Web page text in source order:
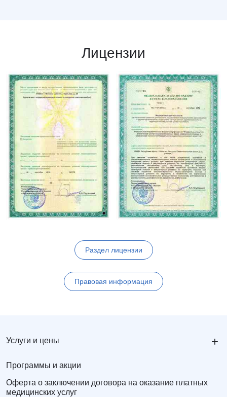
Лицензии
Раздел лицензии
Правовая информация
Услуги и цены +
Программы и акции
Оферта о заключении договора на оказание платных
медицинских услуг